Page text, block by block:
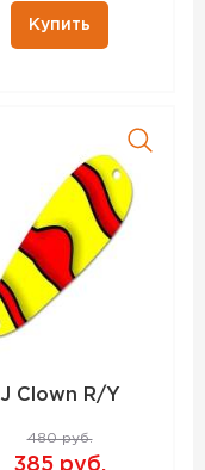
Купить
J Clown R/Y
480 руб.
385 руб.